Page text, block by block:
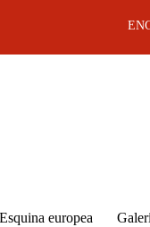
Esquina europea